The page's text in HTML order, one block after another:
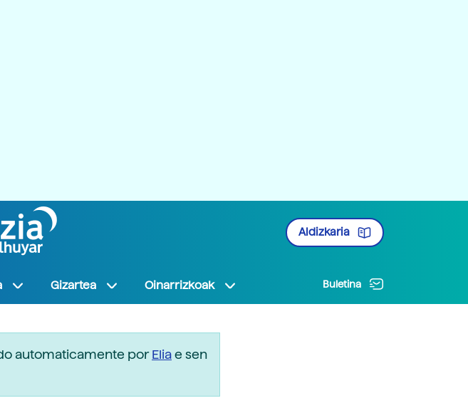
Aldizkaria
Gizartea Oinarrizkoak Buletina
automaticamente porEliae sen